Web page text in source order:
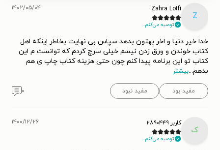
Z
Zahra Lotfi
توصیه می‌کنم.
۱۴۰۲/۰۵/۰۴
خدا خیر دنیا و اخر بهتون بدهد سپاس بی نهایت بخاطر اینکه اهل
کتاب خوندن و ورق زدن نیسم خیلی سرچ کردم که توانست م این
کتاب تو این برنامه پیدا کنم چون حتی هزینه کتاب چاپ ی هم
بدهم...بیشتر
مفید بود مفید نبود ۰
ک
کاربر ۲۸۹۰۴۴۹
توصیه می‌کنم.
۱۴۰۰/۱۲/۲۶